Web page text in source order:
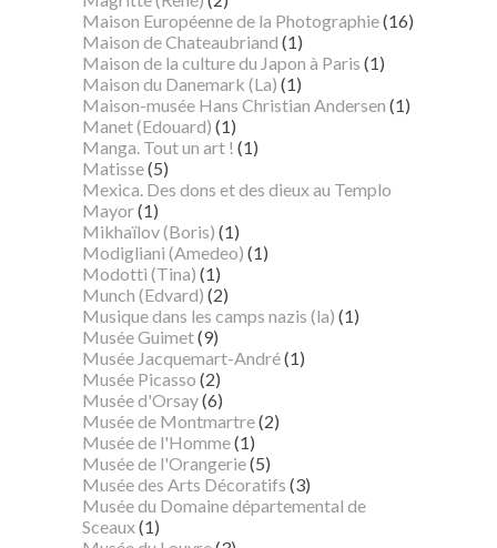
Maison Européenne de la Photographie(16)
Maison de Chateaubriand (1)
Maison de la culture du Japon à Paris (1)
Maison du Danemark (La) (1)
Maison-musée Hans Christian Andersen (1)
Manet (Edouard) (1)
Manga. Tout un art ! (1)
Matisse(5)
Mexica. Des dons et des dieux au Templo
Mayor(1)
Mikhaïlov (Boris) (1)
Modigliani (Amedeo) (1)
Modotti (Tina) (1)
Munch (Edvard) (2)
Musique dans les camps nazis (la) (1)
Musée Guimet(9)
Musée Jacquemart-André(1)
Musée Picasso (2)
Musée d'Orsay(6)
Musée de Montmartre(2)
Musée de l'Homme(1)
Musée de l'Orangerie(5)
Musée des Arts Décoratifs (3)
Musée du Domaine départemental de
Sceaux(1)